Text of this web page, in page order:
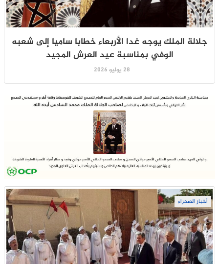
جلالة الملك يوجه غدا الأربعاء خطابا ساميا إلى شعبه
الوفي بمناسبة عيد العرش المجيد
28 يوليو 2026
أخبار الصحراء